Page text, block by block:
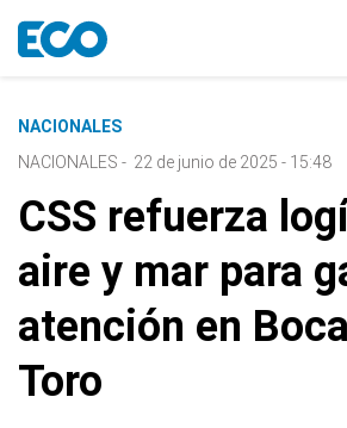
NACIONALES
NACIONALES - 22 de junio de 2025 - 15:48
CSS refuerza
aire y mar para
atención en
Toro